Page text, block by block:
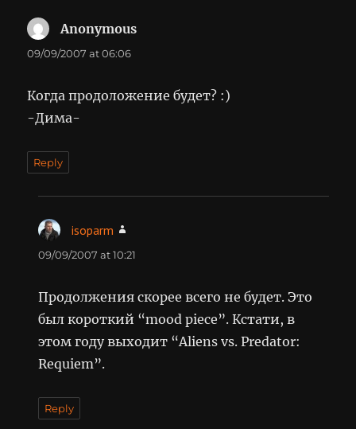
Anonymous
09/09/2007 at 06:06
Когда продоложение будет? :)
-Дима-
Reply
isoparm
09/09/2007 at 10:21
Продолжения скорее всего не будет. Это
был короткий “mood piece”. Кстати, в
этом году выходит “Aliens vs. Predator:
Requiem”.
Reply